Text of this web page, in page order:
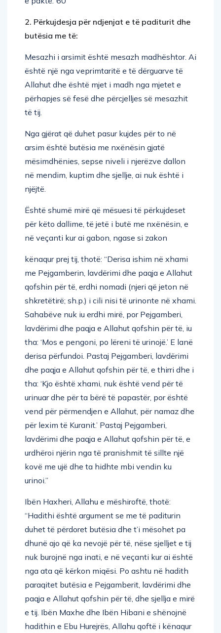
2. Përkujdesja për ndjenjat e të paditurit dhe
butësia me të:
Mesazhi i arsimit është mesazh madhështor. Ai
është një nga veprimtaritë e të dërguarve të
Allahut dhe është mjet i madh nga mjetet e
përhapjes së fesë dhe përcjelljes së mesazhit
të tij.
Nga gjërat që duhet pasur kujdes për to në
arsim është butësia me nxënësin gjatë
mësimdhënies, sepse niveli i njerëzve dallon
në mendim, kuptim dhe sjellje, ai nuk është i
njëjtë.
Është shumë mirë që mësuesi të përkujdeset
për këto dallime, të jetë i butë me nxënësin, e
në veçanti kur ai gabon, ngase si zakon
kënaqur prej tij, thotë: “Derisa ishim në xhami
me Pejgamberin, lavdërimi dhe paqja e Allahut
qofshin për të, erdhi nomadi (njeri që jeton në
shkretëtirë; sh.p.) i cili nisi të urinonte në xhami.
Sahabëve nuk iu erdhi mirë, por Pejgamberi,
lavdërimi dhe paqja e Allahut qofshin për të, iu
tha: ‘Mos e pengoni, po lëreni të urinojë.’ E lanë
derisa përfundoi. Pastaj Pejgamberi, lavdërimi
dhe paqja e Allahut qofshin për të, e thirri dhe i
tha: ‘Kjo është xhami, nuk është vend për të
urinuar dhe për ta bërë të papastër, por është
vend për përmendjen e Allahut, për namaz dhe
për lexim të Kuranit.’ Pastaj Pejgamberi,
lavdërimi dhe paqja e Allahut qofshin për të, e
urdhëroi njërin nga të pranishmit të sillte një
kovë me ujë dhe ta hidhte mbi vendin ku
urinoi.”
Ibën Haxheri, Allahu e mëshiroftë, thotë:
“Hadithi është argument se me të paditurin
duhet të përdoret butësia dhe t’i mësohet pa
dhunë ajo që ka nevojë për të, nëse sjelljet e tij
nuk burojnë nga inati, e në veçanti kur ai është
nga ata që kërkon miqësi. Po ashtu në hadith
paraqitet butësia e Pejgamberit, lavdërimi dhe
paqja e Allahut qofshin për të, dhe sjellja e mirë
e tij. Ibën Maxhe dhe Ibën Hibani e shënojnë
hadithin e Ebu Hurejrës, Allahu qoftë i kënaqur